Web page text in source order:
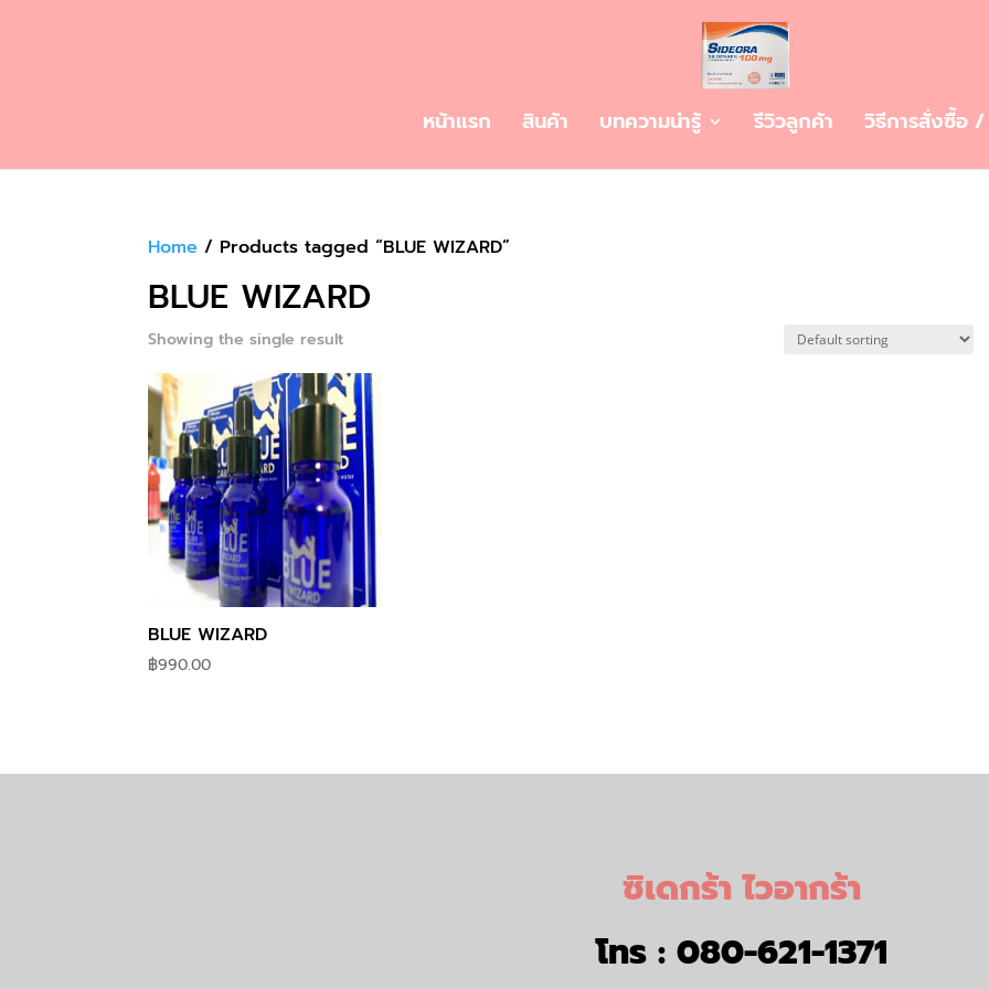
หน้าแรก สินค้า บทความน่ารู้ รีวิวลูกค้า วิธีการสั่งซื้อ /
Home / Products tagged “BLUE WIZARD”
BLUE WIZARD
Showing the single result
BLUE WIZARD
฿990.00
ซิเดกร้า ไวอากร้า
โทร : 080-621-1371